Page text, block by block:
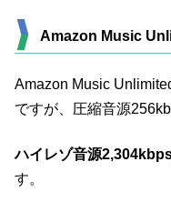
Amazon Music
Amazon Music
ですが、圧縮音源
ハイレゾ音源
す。